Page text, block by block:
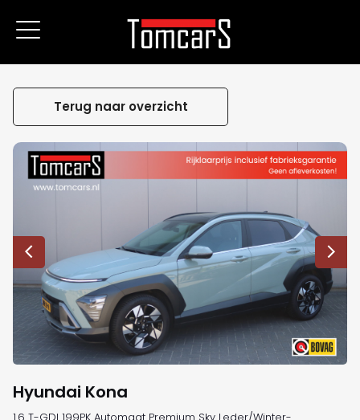
Terug naar overzicht
Hyundai Kona